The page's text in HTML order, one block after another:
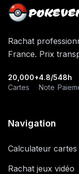
Rachat
France. Prix
20,000+
Cartes
4.8/5
Note
48h
Navigation
Calculateur cartes
Rachat jeux vidéo